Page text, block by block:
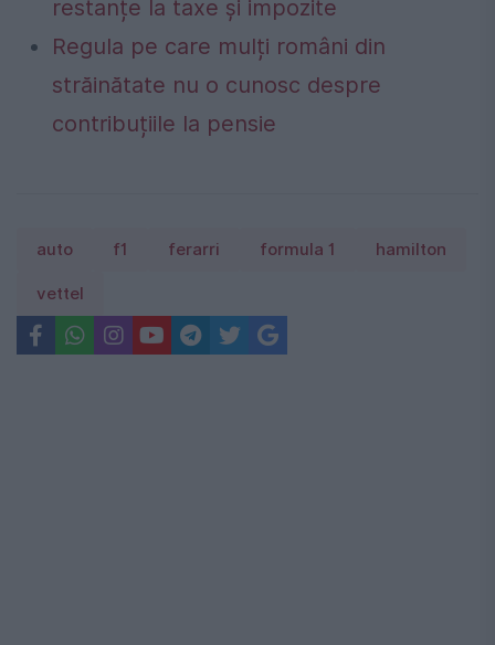
restanțe la taxe și impozite
Regula pe care mulți români din
străinătate nu o cunosc despre
contribuțiile la pensie
auto f1 ferarri formula 1 hamilton
vettel